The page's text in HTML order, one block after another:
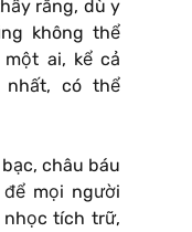
rằng, dù y
không thể
ai, kể cả
có thể
châu báu
mọi người
nhọc tích trữ,